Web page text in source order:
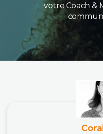
votre Coach &